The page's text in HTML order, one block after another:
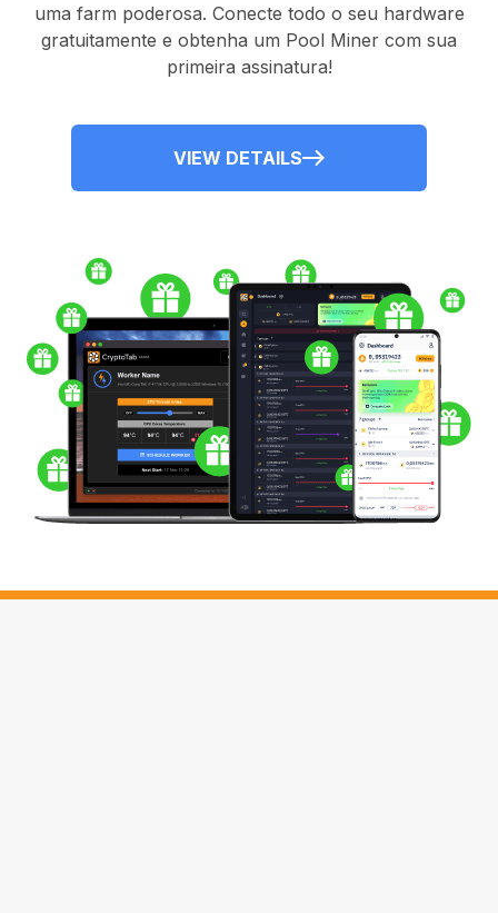
uma farm poderosa. Conecte todo o seu hardware
gratuitamente e obtenha um Pool Miner com sua
primeira assinatura!
VIEW DETAILS